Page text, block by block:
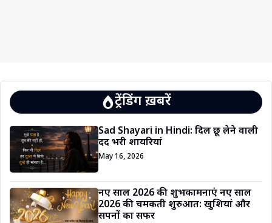
ट्रेंडिंग ख़बरें
Sad Shayari in Hindi: दिल छू लेने वाली
दर्द भरी शायरियां
May 16, 2026
नए साल 2026 की शुभकामनाएं नए साल
2026 की चमकती शुरुआत: खुशियां और
सपनों का सफर